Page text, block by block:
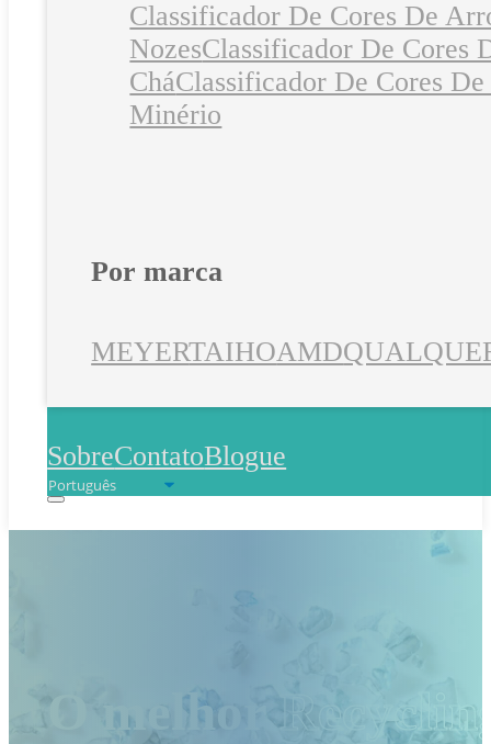
Classificador De Cores De
NozesClassificador De Cores
CháClassificador De Cores
Minério
Por marca
MEYERTAIHOAMD
SobreContatoBlogue
O melhor